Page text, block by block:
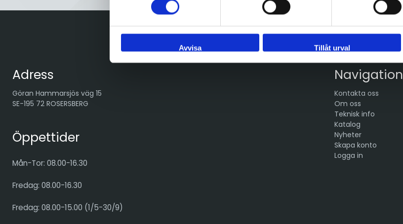
Avvisa Tillåt urval
Adress
Göran Hammarsjös väg 15
SE-195 72 ROSERSBERG
Öppettider
Mån-Tor: 08.00-16.30
Fredag: 08.00-16.30
Fredag: 08.00-15.00 (1/5-30/9)
Navigation
Kontakta oss
Om oss
Teknisk info
Katalog
Nyheter
Skapa konto
Logga in